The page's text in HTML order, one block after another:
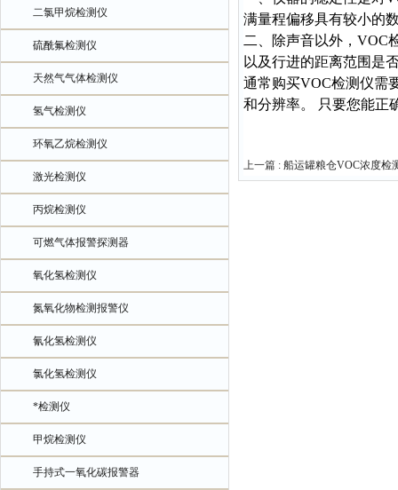
二氯甲烷检测仪
硫酰氟检测仪
天然气气体检测仪
氢气检测仪
环氧乙烷检测仪
激光检测仪
丙烷检测仪
可燃气体报警探测器
氧化氢检测仪
氮氧化物检测报警仪
氰化氢检测仪
氯化氢检测仪
*检测仪
甲烷检测仪
手持式一氧化碳报警器
满量程偏移具有较小的
二、
除声音以外，VOC
以及行进的距离范围是
通常购买VOC检测仪需
和分辨率。 只要您能正
上一篇 : 船运罐粮仓VOC浓度检